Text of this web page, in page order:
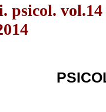
psicol.